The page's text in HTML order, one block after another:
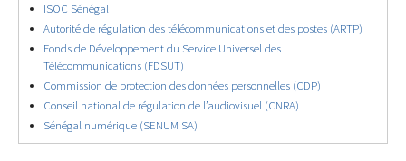
ISOC Sénégal
Autorité de régulation des télécommunications et des postes (ARTP)
Fonds de Développement du Service Universel des
Télécommunications (FDSUT)
Commission de protection des données personnelles (CDP)
Conseil national de régulation de l’audiovisuel (CNRA)
Sénégal numérique (SENUM SA)